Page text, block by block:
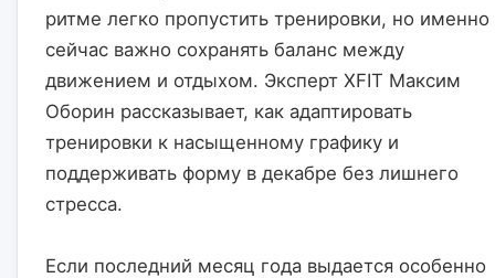
ритме легко пропустить тренировки, но именно
сейчас важно сохранять баланс между
движением и отдыхом. Эксперт XFIT Максим
Оборин рассказывает, как адаптировать
тренировки к насыщенному графику и
поддерживать форму в декабре без лишнего
стресса.
Если последний месяц года выдается особенно